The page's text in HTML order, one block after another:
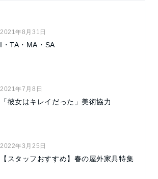
2021年8月31日
I・TA・MA・SA
2021年7月8日
「彼女はキレイだった」美術協力
2022年3月25日
【スタッフおすすめ】春の屋外家具特集